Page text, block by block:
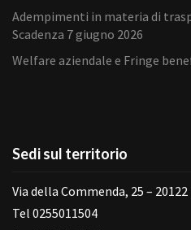
Adempimenti in materia di
Scadenza 7 giugno 2026
Welfare aziendale e Fringe
Sedi sul territorio
Via della Commenda, 25 –
Tel 0255011504